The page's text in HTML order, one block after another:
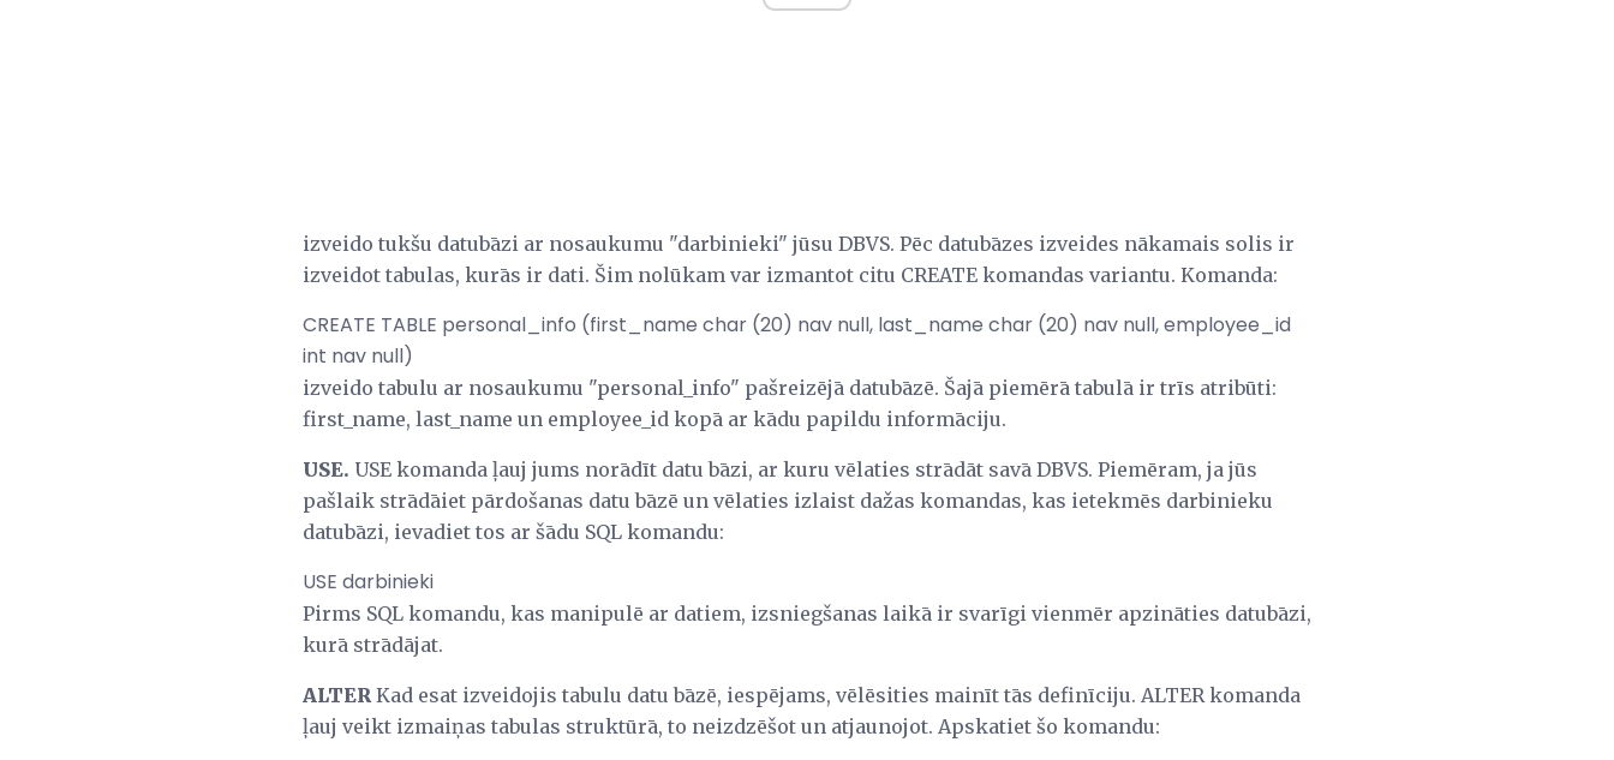
izveido tukšu datubāzi ar nosaukumu "darbinieki" jūsu DBVS. Pēc datubāzes izveides nākamais solis ir
izveidot tabulas, kurās ir dati. Šim nolūkam var izmantot citu CREATE komandas variantu. Komanda:
CREATE TABLE personal_info (first_name char (20) nav null, last_name char (20) nav null, employee_id
int nav null)
izveido tabulu ar nosaukumu "personal_info" pašreizējā datubāzē. Šajā piemērā tabulā ir trīs atribūti:
first_name, last_name un employee_id kopā ar kādu papildu informāciju.
USE. USE komanda ļauj jums norādīt datu bāzi, ar kuru vēlaties strādāt savā DBVS. Piemēram, ja jūs
pašlaik strādāiet pārdošanas datu bāzē un vēlaties izlaist dažas komandas, kas ietekmēs darbinieku
datubāzi, ievadiet tos ar šādu SQL komandu:
USE darbinieki
Pirms SQL komandu, kas manipulē ar datiem, izsniegšanas laikā ir svarīgi vienmēr apzināties datubāzi,
kurā strādājat.
ALTER Kad esat izveidojis tabulu datu bāzē, iespējams, vēlēsities mainīt tās definīciju. ALTER komanda
ļauj veikt izmaiņas tabulas struktūrā, to neizdzēšot un atjaunojot. Apskatiet šo komandu: